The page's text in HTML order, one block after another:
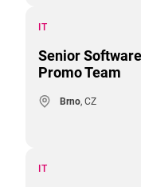
IT
Senior
Promo Team
Brno, CZ
IT